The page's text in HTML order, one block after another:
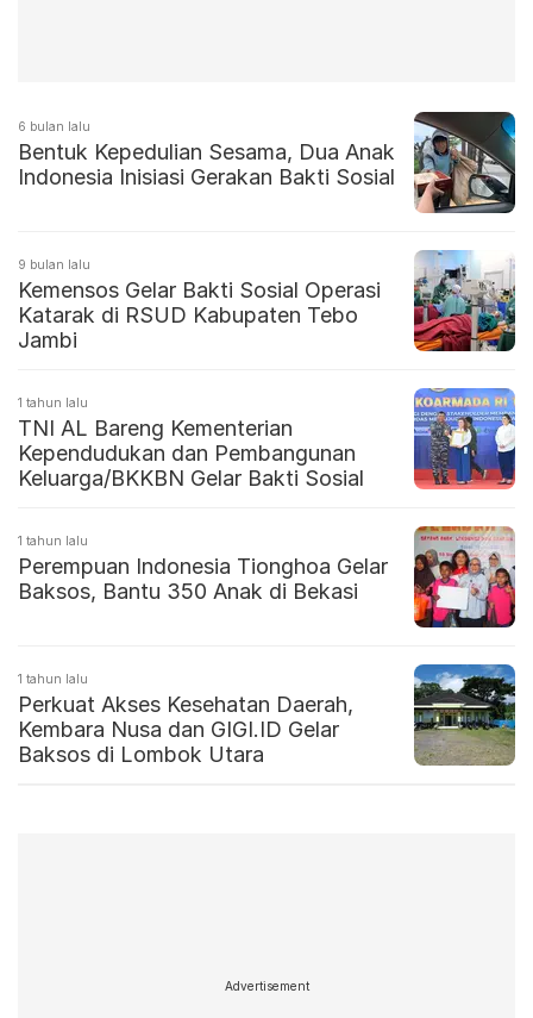
6 bulan lalu
Bentuk Kepedulian Sesama, Dua Anak
Indonesia Inisiasi Gerakan Bakti Sosial
9 bulan lalu
Kemensos Gelar Bakti Sosial Operasi
Katarak di RSUD Kabupaten Tebo
Jambi
1 tahun lalu
TNI AL Bareng Kementerian
Kependudukan dan Pembangunan
Keluarga/BKKBN Gelar Bakti Sosial
1 tahun lalu
Perempuan Indonesia Tionghoa Gelar
Baksos, Bantu 350 Anak di Bekasi
1 tahun lalu
Perkuat Akses Kesehatan Daerah,
Kembara Nusa dan GIGI.ID Gelar
Baksos di Lombok Utara
Advertisement